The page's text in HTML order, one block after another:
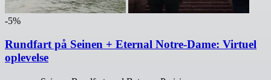
-5%
Rundfart på Seinen + Eternal Notre-Dame: Virtuel
oplevelse